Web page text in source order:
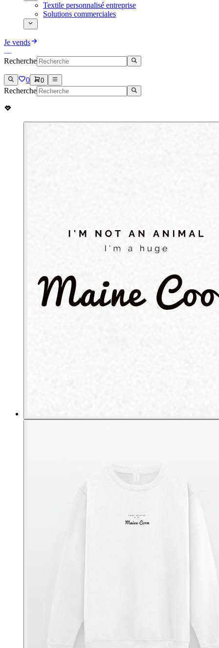
Textile personnalisé entreprise
Solutions commerciales
Je vends
Recherche
0 0
Recherche